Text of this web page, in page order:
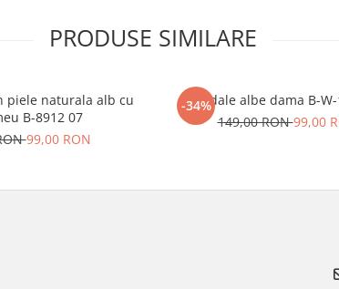
PRODUSE SIMILARE
piele naturala alb cu
B-8912 07
99,00 RON
-34%
Sandale albe dama B-
149,00 RON99,00